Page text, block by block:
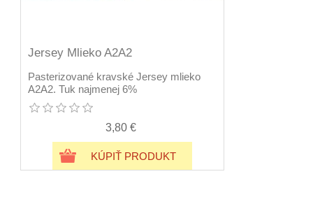
Jersey Mlieko A2A2
Pasterizované kravské Jersey mlieko
A2A2. Tuk najmenej 6%
3,80 €
KÚPIŤ PRODUKT